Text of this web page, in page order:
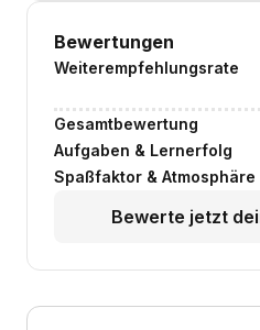
Bewertungen
Weiterempfehlungsrate
Gesamtbewertung
Aufgaben & Lernerfolg
Spaßfaktor & Atmosphäre
Bewerte jetzt